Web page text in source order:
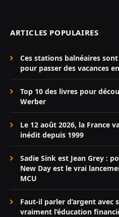
ARTICLES POPULAIRES
Ces stations balnéaires
pour passer des vacances
Top 10 des livres pour
Werber
Le 12 août 2026, la France
inédit depuis 1999
Sadie Sink est Jean Grey :
New Day est le vrai
MCU
Faut-il parler d’argent avec
vraiment l’éducation